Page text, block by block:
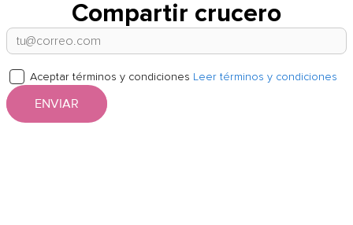
Compartir crucero
Aceptar términos y condiciones Leer términos y condiciones
ENVIAR